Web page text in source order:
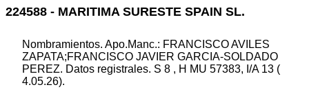
224588 - MARITIMA SURESTE SPAIN SL.
Nombramientos. Apo.Manc.: FRANCISCO AVILES
ZAPATA;FRANCISCO JAVIER GARCIA-SOLDADO
PEREZ. Datos registrales. S 8 , H MU 57383, I/A 13 (
4.05.26).